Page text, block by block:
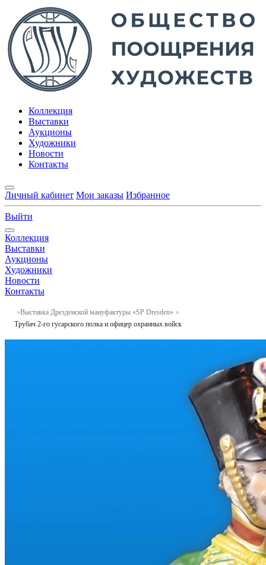
Коллекция
Выставки
Аукционы
Художники
Новости
Контакты
Личный кабинет Мои заказы Избранное
Выйти
Коллекция
Выставки
Аукционы
Художники
Новости
Контакты
Выставка Дрезденской мануфактуры «SP Dresden»
Трубач 2-го гусарского полка и офицер охранных войск